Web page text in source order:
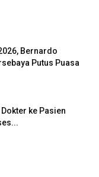
Bernardo
Putus Puasa
ke Pasien